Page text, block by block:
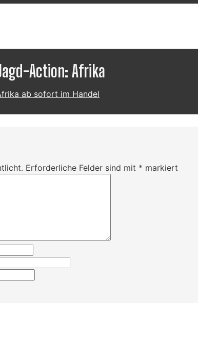
Action: Afrika
ab sofort im Handel
Erforderliche Felder sind mit * markiert